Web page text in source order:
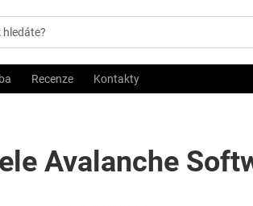
Recenze Kontakty
Avalanche